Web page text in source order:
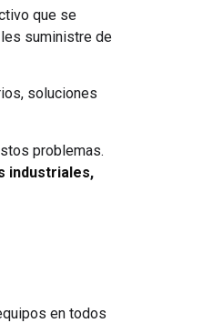
que se
suministre de
soluciones
problemas.
industriales,
en todos